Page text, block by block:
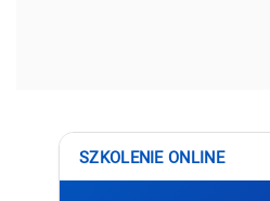
SZKOLENIE ONLINE